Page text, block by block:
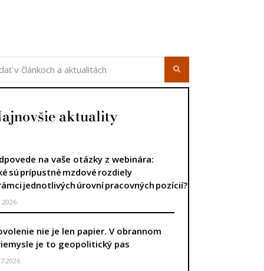
aktuality
na vaše otázky z webinára:
sú prípustné mzdové rozdiely
jednotlivých úrovní pracovných pozícií?
nie je len papier. V obrannom
je to geopolitický pas